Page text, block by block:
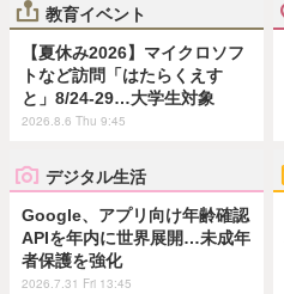
教育イベント
【夏休み2026】マイクロソフ
トなど訪問「はたらくえす
と」8/24-29…大学生対象
2026.8.6 Thu 9:45
デジタル生活
Google、アプリ向け年齢確認
APIを年内に世界展開…未成年
者保護を強化
2026.7.31 Fri 13:45